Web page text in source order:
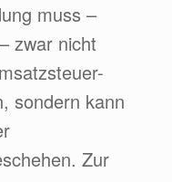
muss –
zwar nicht
sondern kann
Zur